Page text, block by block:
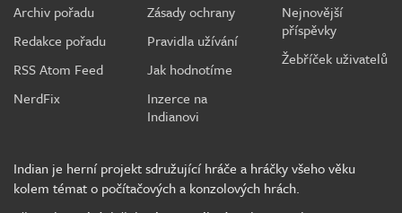
Archiv pořadu
Redakce pořadu
RSS Atom Feed
NerdFix
Zásady ochrany
Pravidla užívání
Jak hodnotíme
Inzerce na
Indianovi
Nejnovější
příspěvky
Žebříček uživatelů
Indian je herní projekt sdružující hráče a hráčky všeho věku
kolem témat o počítačových a konzolových hrách.